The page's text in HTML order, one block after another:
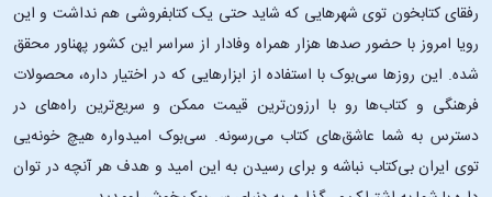
رفقای کتابخون توی شهرهایی که شاید حتی یک کتابفروشی هم نداشت و این
رویا امروز با حضور صدها هزار همراه وفادار از سراسر این کشور پهناور محقق
شده. این ‌روزها سی‌بوک با استفاده از ابزارهایی که در اختیار داره، محصولات
فرهنگی و کتاب‌ها رو با ارزون‌ترین قیمت ممکن و سریع‌ترین راه‌های در
دسترس به شما عاشق‌های کتاب می‌رسونه. سی‌بوک امیدواره هیچ خونه‌یی
توی ایران بی‌کتاب نباشه و برای رسیدن به این امید و هدف هر آنچه در توان